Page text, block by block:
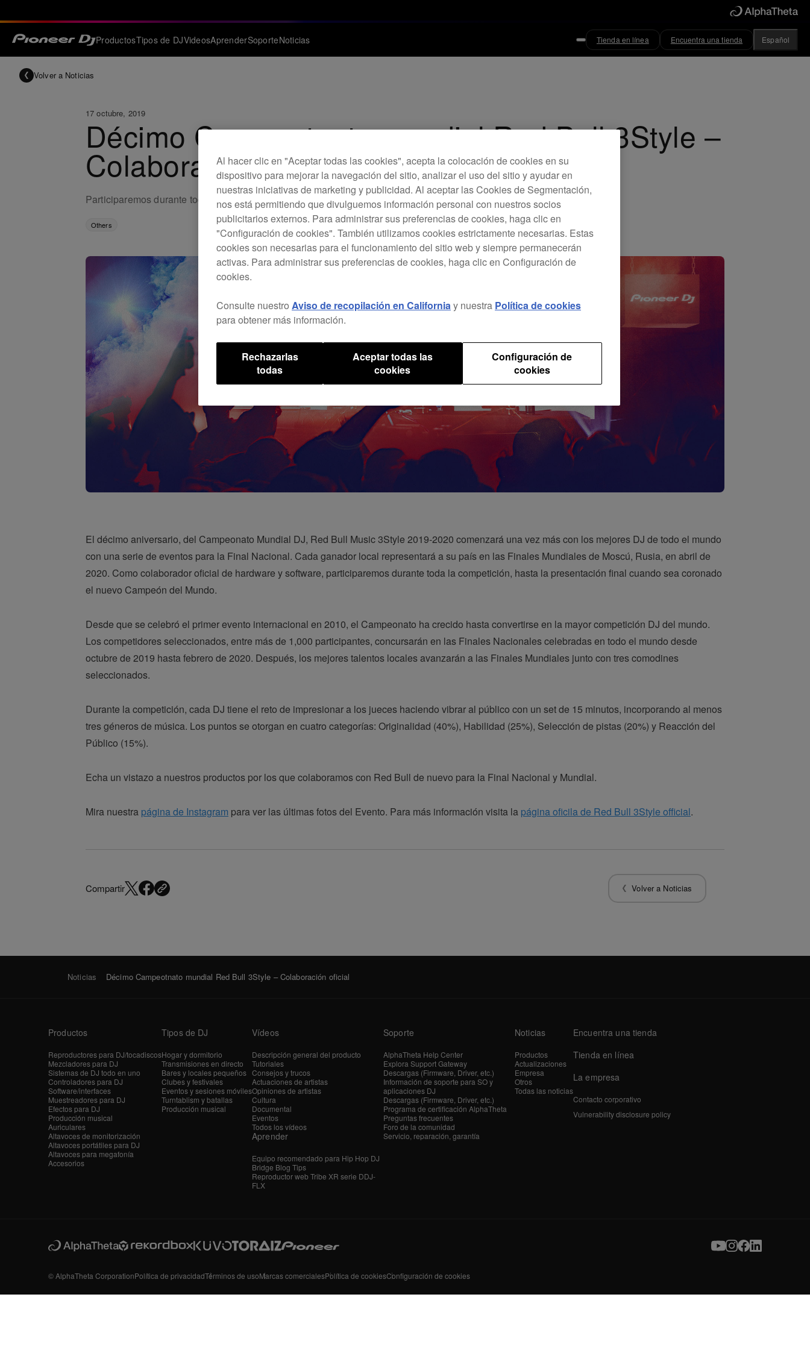
ProductosTipos de DJVideosAprenderSoporteNoticias Tienda en línea Encuentra una tienda Español
Volver a Noticias
17 octubre, 2019
Décimo Campeotnato mundial Red Bull 3Style –
Colaboración oficial
Participaremos durante todo el campeonato.
Others
El décimo aniversario, del Campeonato Mundial DJ, Red Bull Music 3Style 2019-2020 comenzará una vez más con los mejores DJ de todo el mundo
con una serie de eventos para la Final Nacional. Cada ganador local representará a su país en las Finales Mundiales de Moscú, Rusia, en abril de
2020. Como colaborador oficial de hardware y software, participaremos durante toda la competición, hasta la presentación final cuando sea coronado
el nuevo Campeón del Mundo.
Desde que se celebró el primer evento internacional en 2010, el Campeonato ha crecido hasta convertirse en la mayor competición DJ del mundo.
Los competidores seleccionados, entre más de 1,000 participantes, concursarán en las Finales Nacionales celebradas en todo el mundo desde
octubre de 2019 hasta febrero de 2020. Después, los mejores talentos locales avanzarán a las Finales Mundiales junto con tres comodines
seleccionados.
Durante la competición, cada DJ tiene el reto de impresionar a los jueces haciendo vibrar al público con un set de 15 minutos, incorporando al menos
tres géneros de música. Los puntos se otorgan en cuatro categorías: Originalidad (40%), Habilidad (25%), Selección de pistas (20%) y Reacción del
Público (15%).
Echa un vistazo a nuestros productos por los que colaboramos con Red Bull de nuevo para la Final Nacional y Mundial.
Mira nuestra página de Instagram para ver las últimas fotos del Evento. Para más información visita la página oficila de Red Bull 3Style official.
Compartir Volver a Noticias
Noticias Décimo Campeotnato mundial Red Bull 3Style – Colaboración oficial
Productos
Reproductores para DJ/tocadiscos
Mezcladores para DJ
Sistemas de DJ todo en uno
Controladores para DJ
Software/interfaces
Muestreadores para DJ
Efectos para DJ
Producción musical
Auriculares
Altavoces de monitorización
Altavoces portátiles para DJ
Altavoces para megafonía
Accesorios
Tipos de DJ
Hogar y dormitorio
Transmisiones en directo
Bares y locales pequeños
Clubes y festivales
Eventos y sesiones móviles
Turntablism y batallas
Producción musical
Vídeos
Descripción general del producto
Tutoriales
Consejos y trucos
Actuaciones de artistas
Opiniones de artistas
Cultura
Documental
Eventos
Todos los vídeos
Aprender
Equipo recomendado para Hip Hop DJ
Bridge Blog Tips
Reproductor web Tribe XR serie DDJ-
FLX
Soporte
AlphaTheta Help Center
Explora Support Gateway
Descargas (Firmware, Driver, etc.)
Información de soporte para SO y
aplicaciones DJ
Descargas (Firmware, Driver, etc.)
Programa de certificación AlphaTheta
Preguntas frecuentes
Foro de la comunidad
Servicio, reparación, garantía
Noticias
Productos
Actualizaciones
Empresa
Otros
Todas las noticias
Encuentra una tienda
Tienda en línea
La empresa
Contacto corporativo
Vulnerability disclosure policy
© AlphaTheta CorporationPolítica de privacidadTérminos de usoMarcas comercialesPolítica de cookiesConfiguración de cookies
Al hacer clic en "Aceptar todas las cookies", acepta la colocación de cookies en su
dispositivo para mejorar la navegación del sitio, analizar el uso del sitio y ayudar en
nuestras iniciativas de marketing y publicidad. Al aceptar las Cookies de Segmentación,
nos está permitiendo que divulguemos información personal con nuestros socios
publicitarios externos. Para administrar sus preferencias de cookies, haga clic en
"Configuración de cookies". También utilizamos cookies estrictamente necesarias. Estas
cookies son necesarias para el funcionamiento del sitio web y siempre permanecerán
activas. Para administrar sus preferencias de cookies, haga clic en Configuración de
cookies.
Consulte nuestro Aviso de recopilación en Californiay nuestra Política de cookies
para obtener más información.
Configuración de
cookies
Rechazarlas
todas
Aceptar todas las
cookies